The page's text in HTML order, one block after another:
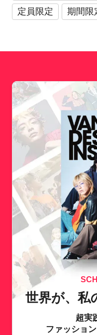
定員限定 期間限
世界が、私
超実
ファッショ